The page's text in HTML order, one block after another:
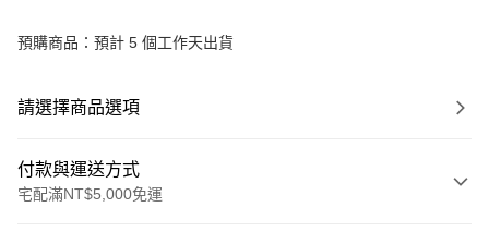
預購商品：預計 5 個工作天出貨
請選擇商品選項
付款與運送方式
宅配滿NT$5,000免運